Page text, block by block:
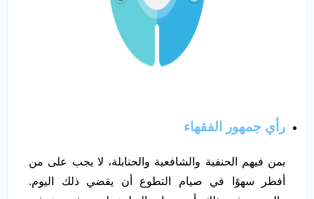
رأي جمهور الفقهاء
بمن فيهم الحنفية والشافعية والحنابلة، لا يجب على من
أفطر سهوًا في صيام التطوع أن يقضي ذلك اليوم.